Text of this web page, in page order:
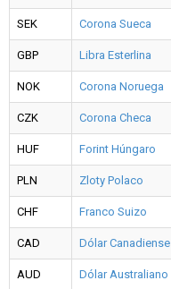
SEK Corona Sueca
GBP Libra Esterlina
NOK Corona Noruega
CZK Corona Checa
HUF Forint Húngaro
PLN Zloty Polaco
CHF Franco Suizo
CAD Dólar Canadiense
AUD Dólar Australiano